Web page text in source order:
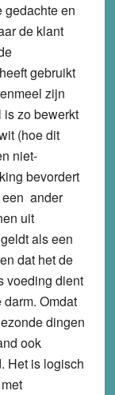
gedachte en
de klant
gebruikt
zijn
zo bewerkt
(hoe dit
niet-
bevordert
een ander
uit
als een
dat het de
voeding dient
Omdat
dingen
ook
Het is logisch